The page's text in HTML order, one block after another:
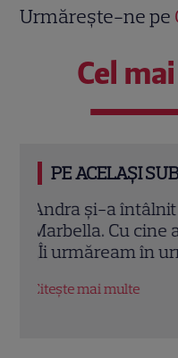
Urmărește-ne pe
Cel
PE ACELAȘI
Jennifer Aniston
vacanță de lux
Pedro Pascal.
Citește mai multe